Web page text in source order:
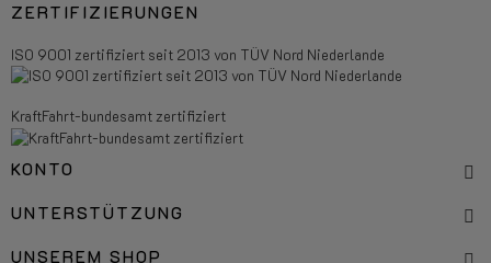
ZERTIFIZIERUNGEN
ISO 9001 zertifiziert seit 2013 von TÜV Nord Niederlande
KraftFahrt-bundesamt zertifiziert
KONTO
UNTERSTÜTZUNG
UNSEREM SHOP